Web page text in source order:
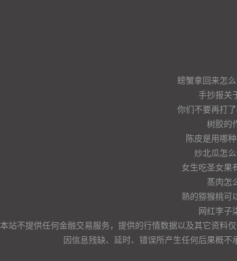
螃蟹拿回来怎
手抄报关
你们不要再打
树胶的
陈皮是用哪
炒北瓜怎
女生吃圣女果
蒸肉怎
熟的猕猴桃可
网红李子
本站不提供任何金融交易服务，提供的行情数据以及其它资料
因信息残缺、延时、错误所产生任何后果概不